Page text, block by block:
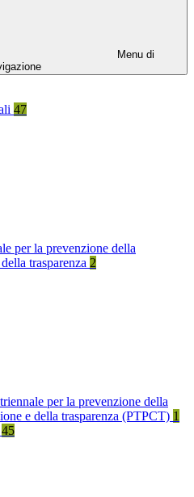
Menu di
47
per la prevenzione della
trasparenza 2
per la prevenzione della
e della trasparenza (PTPCT) 1
45